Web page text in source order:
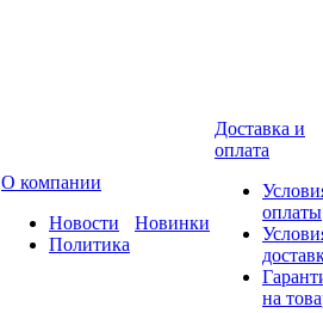
О компании
Новости
Политика
Новинки
Доставка и
оплата
оплаты
на